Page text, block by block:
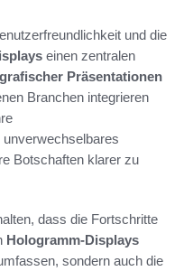
und die
einen zentralen
Präsentationen
Branchen integrieren
Botschaften klarer zu
dass die Fortschritte
Hologramm-Displays
sondern auch die